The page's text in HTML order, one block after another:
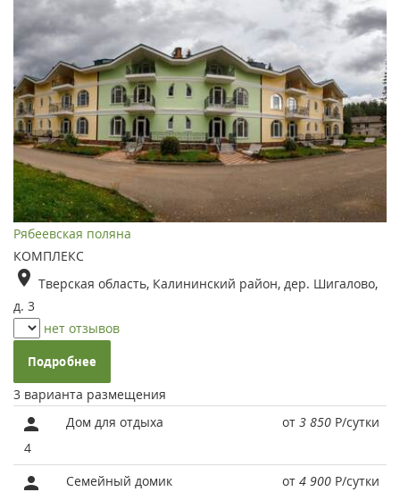
Рябеевская поляна
КОМПЛЕКС
Тверская область, Калининский район, дер. Шигалово,
д. 3
нет отзывов
Подробнее
3 варианта размещения
4
Дом для отдыха от 3 850 Р/сутки
Семейный домик от 4 900 Р/сутки